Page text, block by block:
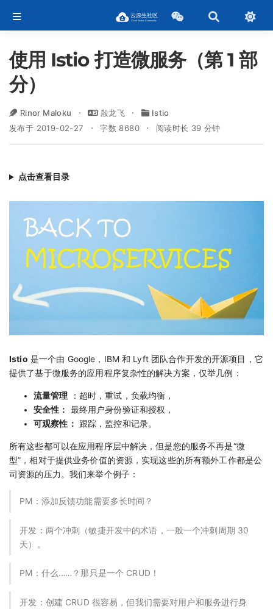
使用 Istio 打造微服务（第 1 部
分）
Rinor Maloku 殷龙飞
Istio
发布于 2019-02-27
字数 8680 阅读时长 39 分钟
点击查看目录
Istio 是一个由 Google，IBM 和 Lyft 团队合作开发的开源项目，它
提供了基于微服务的应用程序复杂性的解决方案，仅举几例：
流量管理 ：超时，重试，负载均衡，
安全性：
最终用户身份验证和授权，
可观察性：
跟踪，监控和记录。
所有这些都可以在应用程序层中解决，但是您的服务不再是“微
型”，相对于提供业务价值的资源，实现这些的所有额外工作都是公
司资源的压力。我们来举个例子：
PM：添加反馈功能需要多长时间？
开发：两个冲刺（敏捷开发中的术语，一般一个冲刺周期 30
天）。
PM：什么……？那只是一个 CRUD！
开发：创建 CRUD 很容易，但我们需要对用户和服务进行身